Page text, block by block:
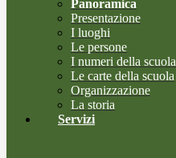
Panoramica
Presentazione
I luoghi
Le persone
I numeri della scuola
Le carte della scuola
Organizzazione
La storia
Servizi